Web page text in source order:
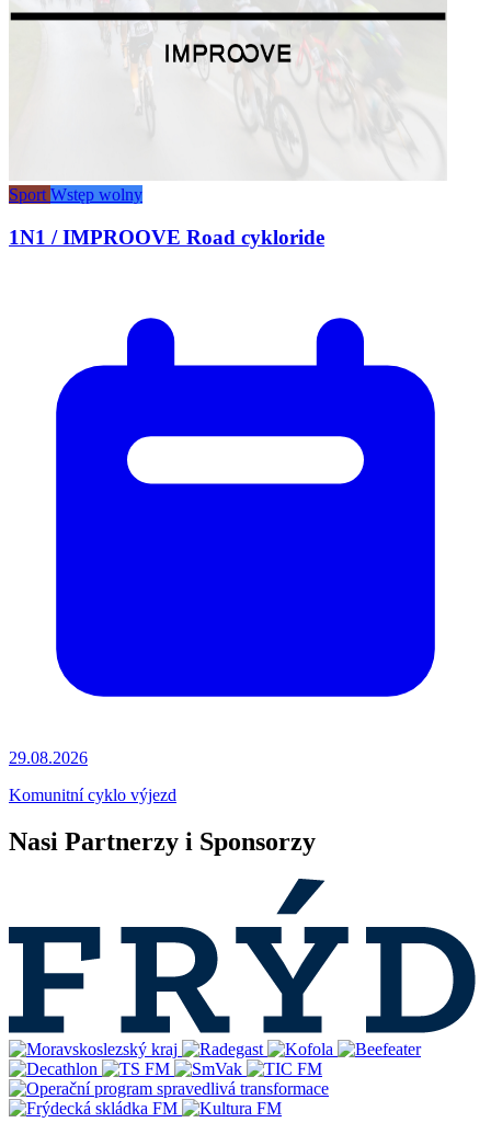
Sport Wstęp wolny
1N1 / IMPROOVE Road cykloride
29.08.2026
Komunitní cyklo výjezd
Nasi Partnerzy i Sponsorzy